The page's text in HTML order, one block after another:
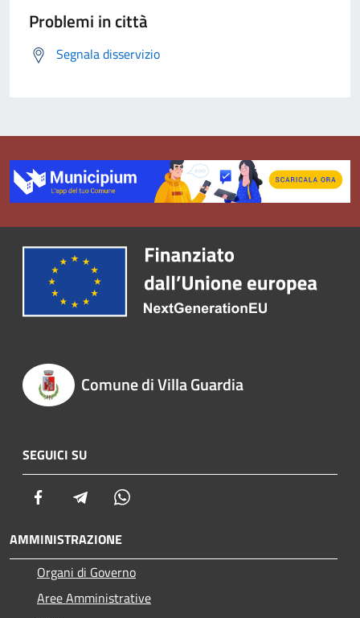
Problemi in città
Segnala disservizio
Comune di Villa Guardia
SEGUICI SU
Facebook Telegram
AMMINISTRAZIONE
Organi di Governo
Aree Amministrative